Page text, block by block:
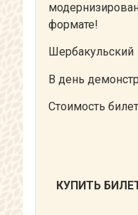
формате!
В день
Стоимость
КУПИТЬ